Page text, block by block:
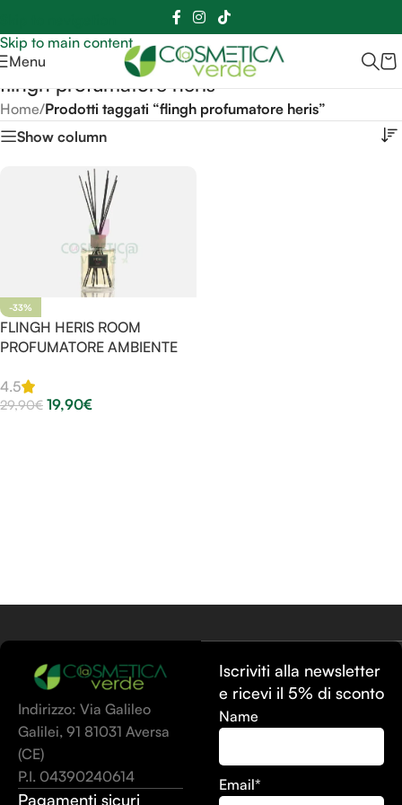
Skip to main content
Sei hai domande contattaci 📲3341056025 - 3886572748
Menu
flingh profumatore heris
Home/Prodotti taggati “flingh profumatore heris”
Show column
-33%
FLINGH HERIS ROOM
PROFUMATORE AMBIENTE
4.5
29,90€ 19,90€
Indirizzo: Via Galileo
Galilei, 91 81031 Aversa
(CE)
P.I. 04390240614
Pagamenti sicuri
Iscriviti alla newsletter
e ricevi il 5% di sconto
Name
Email*